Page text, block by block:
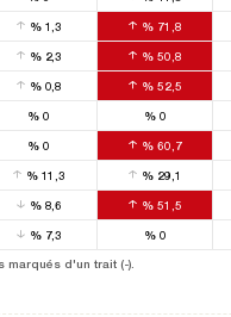
%1,3 % 71,8
%2,3 % 50,8
%0,8 % 52,5
% 0 %0
% 0 % 60,7
%11,3 % 29,1
%8,6 % 51,5
%7,3 %0
d'un trait (-).